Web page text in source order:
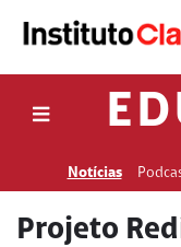
Notícias
Projeto